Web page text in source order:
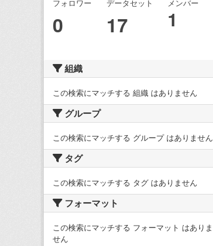
フォロワー
0
データセット
17
メンバー
1
組織
この検索にマッチする 組織 はありません
グループ
この検索にマッチする グループ はありません
タグ
この検索にマッチする タグ はありません
フォーマット
この検索にマッチする フォーマット はありま
せん